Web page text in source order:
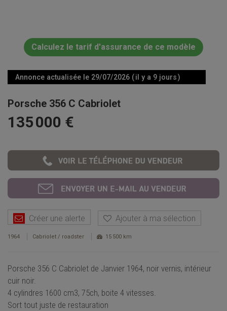
Calculez le tarif d'assurance de ce modèle
Annonce actualisée le 29/07/2026 ( il y a 9 jours )
Porsche 356 C Cabriolet
135 000 €
Créer une alerte Ajouter à ma sélection
1964 Cabriolet / roadster 15 500 km
Porsche 356 C Cabriolet de Janvier 1964, noir vernis, intérieur
cuir noir.
4 cylindres 1600 cm3, 75ch, boite 4 vitesses.
Sort tout juste de restauration